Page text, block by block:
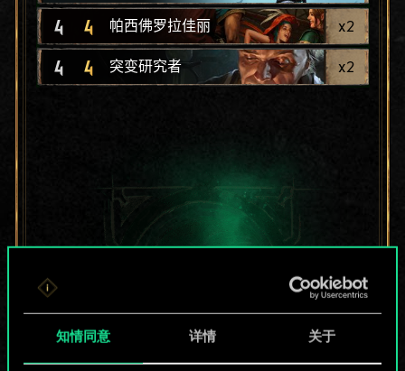
知情同意 详情 关于
4 4 帕西佛罗拉佳丽 x2
4 4 突变研究者 x2